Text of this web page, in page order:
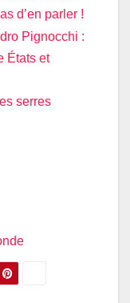
d’en parler !
Pignocchi :
États et
serres